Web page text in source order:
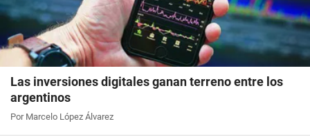
Las inversiones digitales ganan terreno entre los
argentinos
Por Marcelo López Álvarez